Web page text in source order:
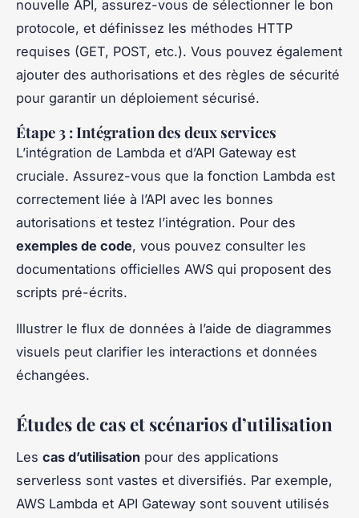
nouvelle API, assurez-vous de sélectionner le bon
protocole, et définissez les méthodes HTTP
requises (GET, POST, etc.). Vous pouvez également
ajouter des authorisations et des règles de sécurité
pour garantir un déploiement sécurisé.
Étape 3 : Intégration des deux services
L’intégration de Lambda et d’API Gateway est
cruciale. Assurez-vous que la fonction Lambda est
correctement liée à l’API avec les bonnes
autorisations et testez l’intégration. Pour des
exemples de code, vous pouvez consulter les
documentations officielles AWS qui proposent des
scripts pré-écrits.
Illustrer le flux de données à l’aide de diagrammes
visuels peut clarifier les interactions et données
échangées.
Études de cas et scénarios d’utilisation
Les cas d’utilisation pour des applications
serverless sont vastes et diversifiés. Par exemple,
AWS Lambda et API Gateway sont souvent utilisés